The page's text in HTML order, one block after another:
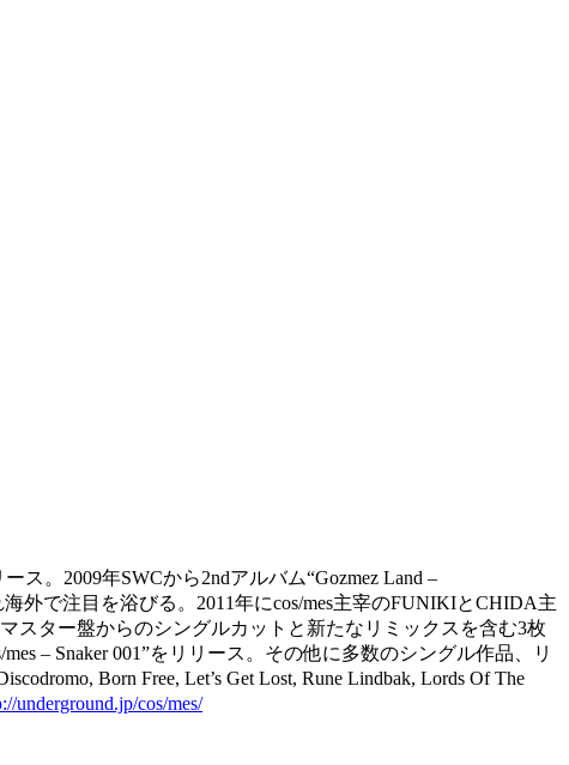
ス。2009年SWCから2ndアルバム“Gozmez Land –
外で注目を浴びる。2011年にcos/mes主宰のFUNIKIとCHIDA主
スター盤からのシングルカットと新たなリミックスを含む3枚
– Snaker 001”をリリース。その他に多数のシングル作品、リ
Born Free, Let’s Get Lost, Rune Lindbak, Lords Of The
underground.jp/cos/mes/